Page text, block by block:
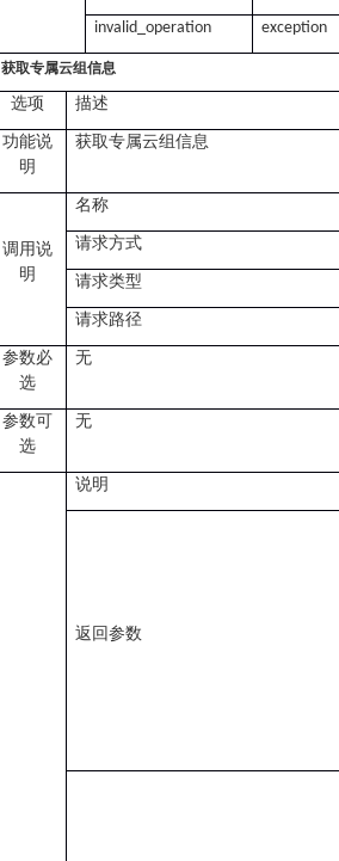
invalid_operation exception
获取专属云组信息
选项 描述
功能说
明
获取专属云组信息
调用说
明
名称
请求方式
请求类型
请求路径
参数必
选
无
参数可
选
无
说明
返回参数